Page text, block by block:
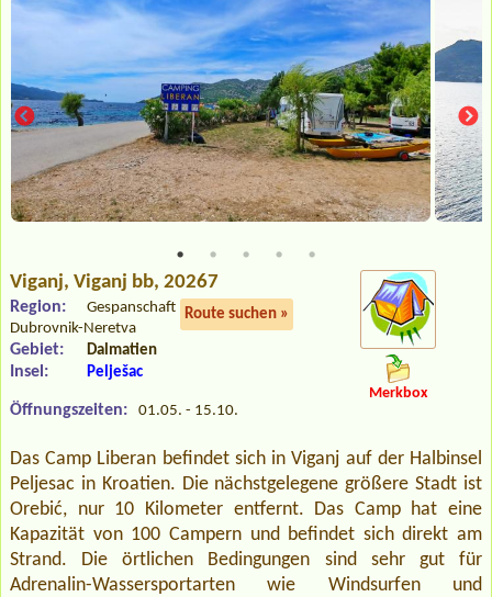
Viganj, Viganj bb, 20267
Route suchen »
Region:
Gespanschaft
Dubrovnik-Neretva
Gebiet: Dalmatien
Insel: Pelješac
Öffnungszeiten: 01.05. - 15.10.
Merkbox
Das Camp Liberan befindet sich in Viganj auf der Halbinsel
Peljesac in Kroatien. Die nächstgelegene größere Stadt ist
Orebić, nur 10 Kilometer entfernt. Das Camp hat eine
Kapazität von 100 Campern und befindet sich direkt am
Strand. Die örtlichen Bedingungen sind sehr gut für
Adrenalin-Wassersportarten wie Windsurfen und